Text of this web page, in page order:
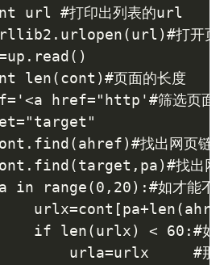
#打印出列表的url
打开页面，
页面的长度
筛选页面内网
找出网页链接
找出网页链
如才能不把20硬
4:pt-2]#
< 60:#如果网页链接
#那么就准备